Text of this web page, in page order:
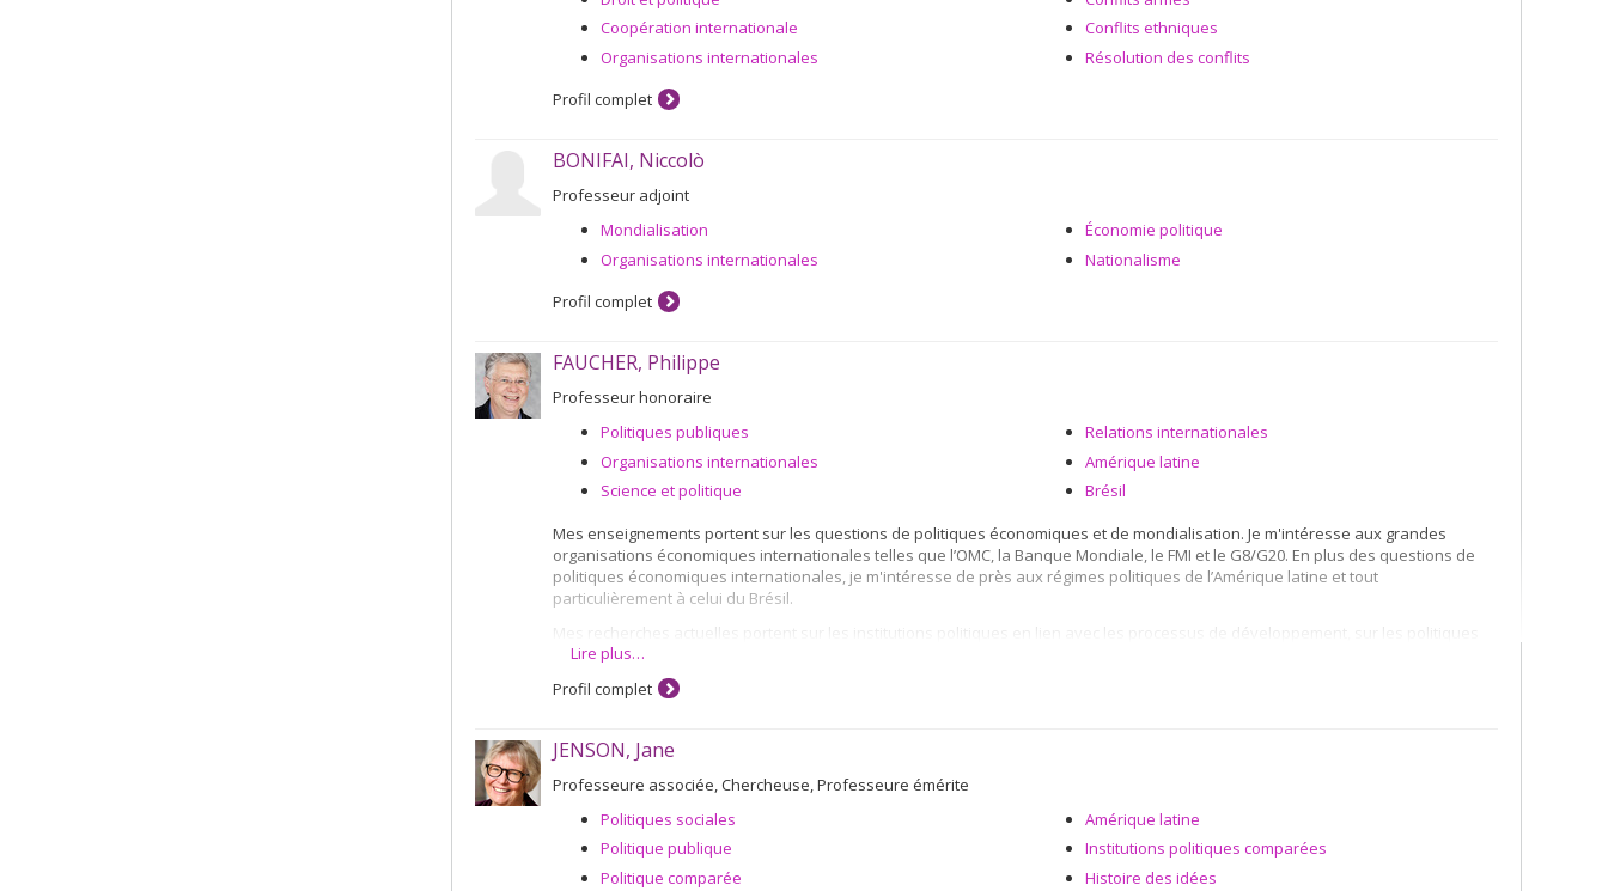
Coopération internationale
Organisations internationales
Conflits ethniques
Résolution des conflits
Profil complet
BONIFAI, Niccolò
Professeur adjoint
Mondialisation
Organisations internationales
Économie politique
Nationalisme
Profil complet
FAUCHER, Philippe
Professeur honoraire
Politiques publiques
Organisations internationales
Science et politique
Relations internationales
Amérique latine
Brésil
Mes enseignements portent sur les questions de politiques économiques et de mondialisation. Je m'intéresse aux grandes
organisations économiques internationales telles que l’OMC, la Banque Mondiale, le FMI et le G8/G20. En plus des questions de
politiques économiques internationales, je m'intéresse de près aux régimes politiques de l’Amérique latine et tout
particulièrement à celui du Brésil.
Mes recherches actuelles portent sur les institutions politiques en lien avec les processus de développement, sur les politiques
macro-économiques des pays émergents et sur la rente pétrolière comme facteur d'instabilité économique et politique.
Lire plus…
Profil complet
JENSON, Jane
Professeure associée, Chercheuse, Professeure émérite
Politiques sociales
Politique publique
Politique comparée
Amérique latine
Institutions politiques comparées
Histoire des idées